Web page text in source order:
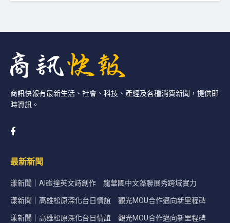
商訊快報有最新生活、社會、科技、產經及各種消費新聞，提供即
時資訊。
最新新聞
漾新聞｜AI碰撞英文詩創作 龍華國中文藻聯展秀跨域實力
漾新聞｜高雄松原深化台日情誼 觀光MOU合作邁向新里程碑
漾新聞｜高雄松原深化台日情誼 觀光MOU合作邁向新里程碑